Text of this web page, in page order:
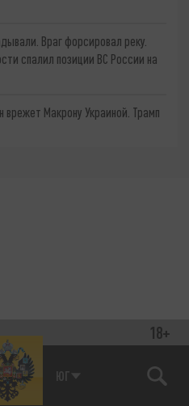
18+
ЮГ
Враг форсировал реку.
спалил позиции ВС России на
врежет Макрону Украиной. Трамп